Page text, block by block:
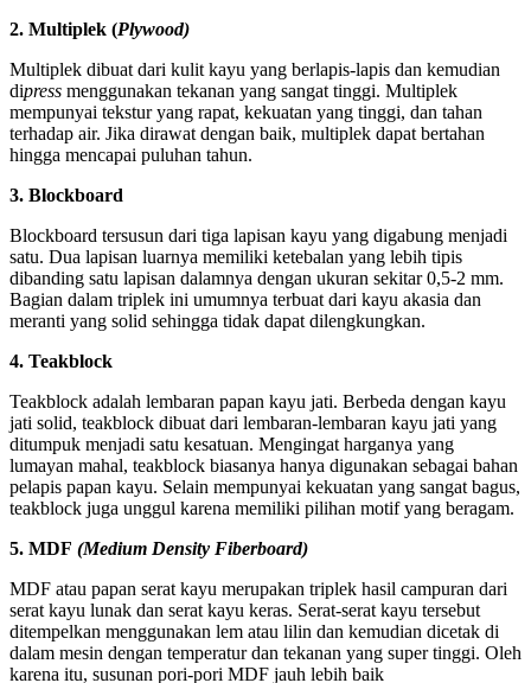
2. Multiplek (Plywood)
Multiplek dibuat dari kulit kayu yang berlapis-lapis dan kemudian
dipress menggunakan tekanan yang sangat tinggi. Multiplek
mempunyai tekstur yang rapat, kekuatan yang tinggi, dan tahan
terhadap air. Jika dirawat dengan baik, multiplek dapat bertahan
hingga mencapai puluhan tahun.
3. Blockboard
Blockboard tersusun dari tiga lapisan kayu yang digabung menjadi
satu. Dua lapisan luarnya memiliki ketebalan yang lebih tipis
dibanding satu lapisan dalamnya dengan ukuran sekitar 0,5-2 mm.
Bagian dalam triplek ini umumnya terbuat dari kayu akasia dan
meranti yang solid sehingga tidak dapat dilengkungkan.
4. Teakblock
Teakblock adalah lembaran papan kayu jati. Berbeda dengan kayu
jati solid, teakblock dibuat dari lembaran-lembaran kayu jati yang
ditumpuk menjadi satu kesatuan. Mengingat harganya yang
lumayan mahal, teakblock biasanya hanya digunakan sebagai bahan
pelapis papan kayu. Selain mempunyai kekuatan yang sangat bagus,
teakblock juga unggul karena memiliki pilihan motif yang beragam.
5. MDF (Medium Density Fiberboard)
MDF atau papan serat kayu merupakan triplek hasil campuran dari
serat kayu lunak dan serat kayu keras. Serat-serat kayu tersebut
ditempelkan menggunakan lem atau lilin dan kemudian dicetak di
dalam mesin dengan temperatur dan tekanan yang super tinggi. Oleh
karena itu, susunan pori-pori MDF jauh lebih baik